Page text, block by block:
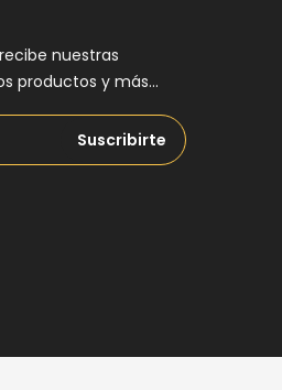
nuestras
productos y más...
Suscribirte